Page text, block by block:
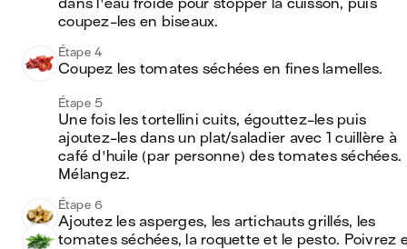
dans l'eau froide pour stopper la cuisson, puis
coupez-les en biseaux.
Étape 4
Coupez les tomates séchées en fines lamelles.
Étape 5
Une fois les tortellini cuits, égouttez-les puis
ajoutez-les dans un plat/saladier avec 1 cuillère à
café d'huile (par personne) des tomates séchées.
Mélangez.
Étape 6
Ajoutez les asperges, les artichauts grillés, les
tomates séchées, la roquette et le pesto. Poivrez